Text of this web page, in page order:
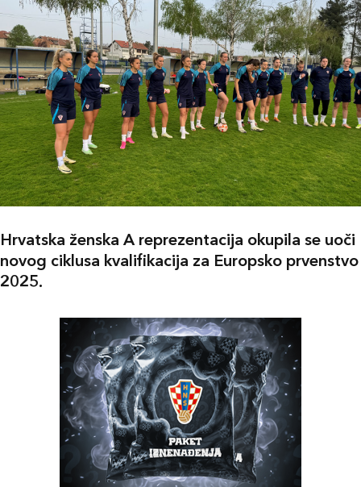
Hrvatska ženska A reprezentacija okupila se uoči
novog ciklusa kvalifikacija za Europsko prvenstvo
2025.